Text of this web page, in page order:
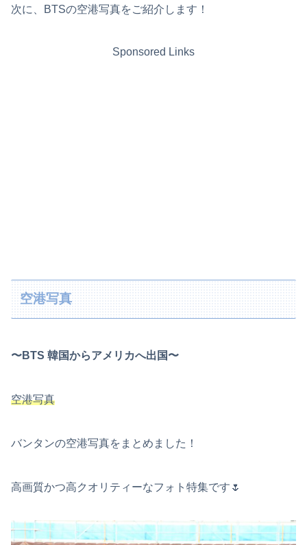
次に、BTSの空港写真をご紹介します！
Sponsored Links
空港写真
〜BTS 韓国からアメリカへ出国〜
空港写真
バンタンの空港写真をまとめました！
高画質かつ高クオリティーなフォト特集です🌷